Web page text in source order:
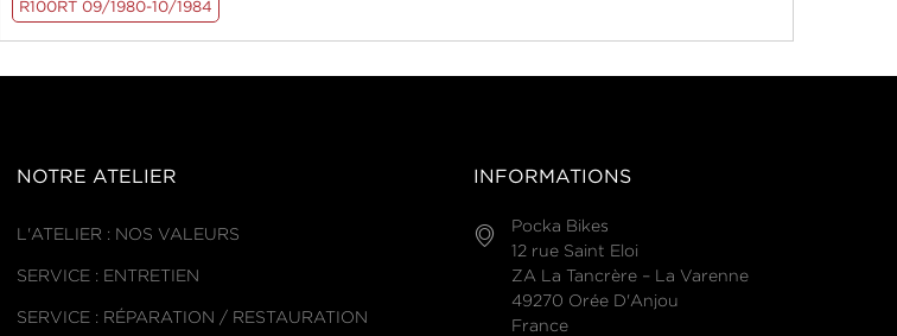
R100RT 09/1980-10/1984
NOTRE ATELIER
L'ATELIER : NOS VALEURS
SERVICE : ENTRETIEN
SERVICE : RÉPARATION / RESTAURATION
INFORMATIONS
Pocka Bikes
12 rue Saint Eloi
ZA La Tancrère – La Varenne
49270 Orée D'Anjou
France